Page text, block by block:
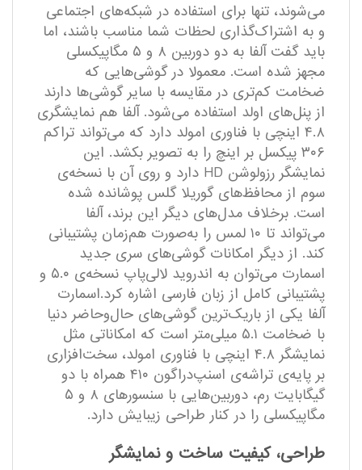
می‌شوند، تنها برای استفاده در شبکه‌های اجتماعی
و به اشتراک‌گذاری لحظات شما مناسب باشند، اما
باید گفت آلفا به دو دوربین ۸ و ۵ مگاپیکسلی
مجهز شده است. معمولا در گوشی‌هایی که
ضخامت کم‌تری در مقایسه با سایر گوشی‌ها دارند
از پنل‌های اولد استفاده می‌شود. آلفا هم نمایشگری
۴.۸ اینچی با فناوری امولد دارد که می‌تواند تراکم
۳۰۶ پیکسل بر اینچ را به تصویر بکشد. این
نمایشگر رزولوشن HD دارد و روی آن با نسخه‌ی
سوم از محافظ‌های گوریلا گلس پوشانده شده
است. برخلاف مدل‌های دیگر این برند، آلفا
می‌تواند تا ۱۰ لمس را به‌صورت هم‌زمان پشتیبانی
کند. از دیگر امکانات گوشی‌های سری جدید
اسمارت می‌توان به اندروید لالی‌پاپ نسخه‌ی ۵.۰ و
پشتیبانی کامل از زبان فارسی اشاره کرد.اسمارت
آلفا یکی از باریک‌ترین گوشی‌های حال‌و‌حاضر دنیا
با ضخامت ۵.۱ میلی‌متر است که امکاناتی مثل
نمایشگر ۴.۸ اینچی با فناوری امولد، سخت‌افزاری
بر پایه‌ی تراشه‌ی اسنپ‌دراگون ۴۱۰ همراه با دو
گیگابایت رم، دوربین‌هایی با سنسور‌های ۸ و ۵
مگاپیکسلی را در کنار طراحی زیبایش دارد.
طراحی، کیفیت ساخت و نمایشگر